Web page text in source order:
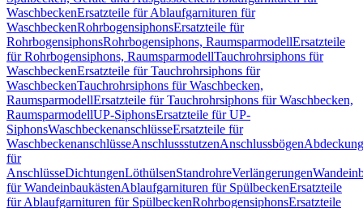
WaschbeckenErsatzteile für Ablaufgarnituren für
WaschbeckenRohrbogensiphonsErsatzteile für
RohrbogensiphonsRohrbogensiphons, RaumsparmodellErsatzteile
für Rohrbogensiphons, RaumsparmodellTauchrohrsiphons für
WaschbeckenErsatzteile für Tauchrohrsiphons für
WaschbeckenTauchrohrsiphons für Waschbecken,
RaumsparmodellErsatzteile für Tauchrohrsiphons für Waschbecken,
RaumsparmodellUP-SiphonsErsatzteile für UP-
SiphonsWaschbeckenanschlüsseErsatzteile für
WaschbeckenanschlüsseAnschlussstutzenAnschlussbögen
für
AnschlüsseDichtungenLöthülsenStandrohreVerlängerungen
für WandeinbaukästenAblaufgarnituren für SpülbeckenErsatzteile
für Ablaufgarnituren für SpülbeckenRohrbogensiphonsErsatzteile